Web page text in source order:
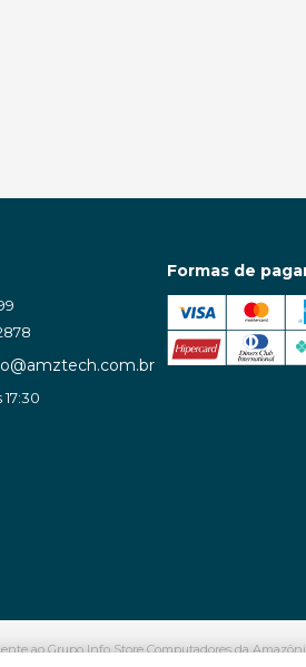
Formas de
ao Grupo Info Store Computadores da